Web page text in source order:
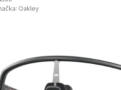
Oakley